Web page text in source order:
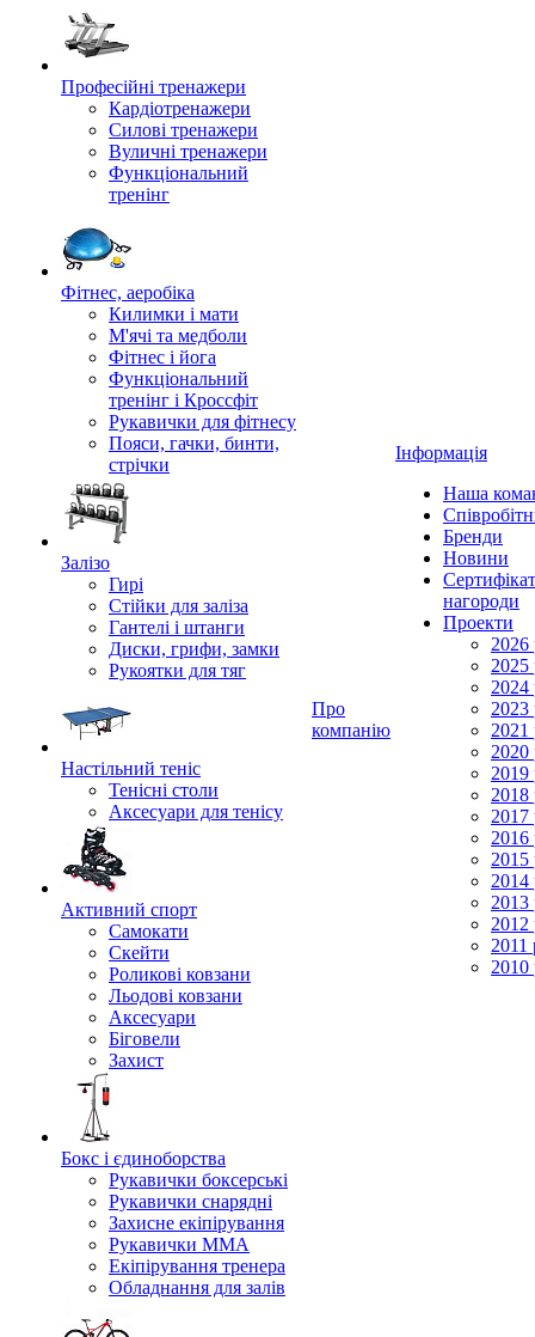
Професійні тренажери
Кардіотренажери
Силові тренажери
Вуличні тренажери
Функціональний
тренінг
Фітнес, аеробіка
Килимки і мати
М'ячі та медболи
Фітнес і йога
Функціональний
тренінг і Кроссфіт
Рукавички для фітнесу
Пояси, гачки, бинти,
стрічки
Залізо
Гирі
Стійки для заліза
Гантелі і штанги
Диски, грифи, замки
Рукоятки для тяг
Настільний теніс
Тенісні столи
Аксесуари для тенісу
Активний спорт
Самокати
Скейти
Роликові ковзани
Льодові ковзани
Аксесуари
Біговели
Захист
Бокс і єдиноборства
Рукавички боксерські
Рукавички снарядні
Захисне екіпірування
Рукавички ММА
Екіпірування тренера
Обладнання для залів
Про
компанію
Інформація
Наша
Бренди
Новини
нагороди
Проекти
2026
2025
2024
2023
2021
2020
2019
2018
2017
2016
2015
2014
2013
2012
2011
2010